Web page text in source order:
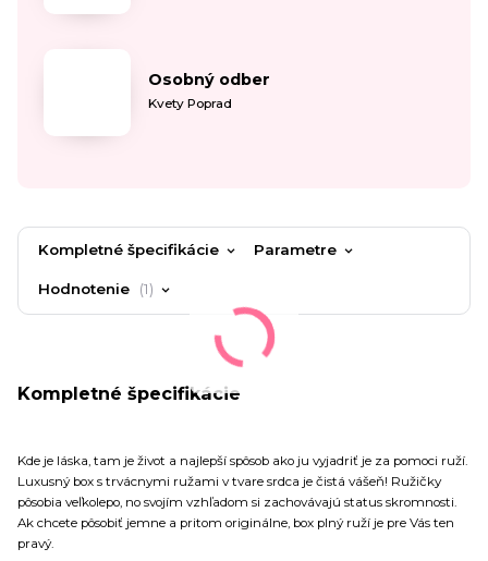
Osobný odber
Kvety Poprad
Kompletné špecifikácie Parametre
Hodnotenie 1
Kompletné špecifikácie
Kde je láska, tam je život a najlepší spôsob ako ju vyjadriť je za pomoci ruží.
Luxusný box s trvácnymi ružami v tvare srdca je čistá vášeň! Ružičky
pôsobia veľkolepo, no svojím vzhľadom si zachovávajú status skromnosti.
Ak chcete pôsobiť jemne a pritom originálne, box plný ruží je pre Vás ten
pravý.